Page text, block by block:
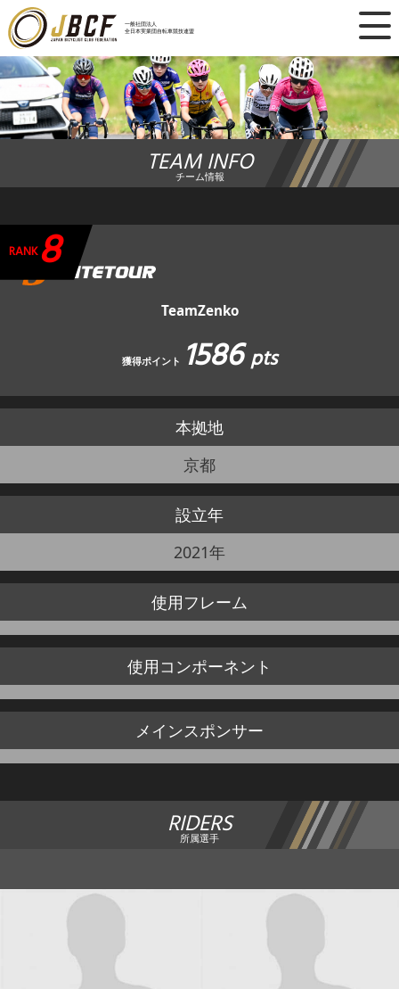
一般社団法人
全日本実業団自転車競技連盟
×
ニュース
レース日程
ランキング
競技ガイド
加盟・登録
エントリー
JBCF ROAD SERIESとは
TEAM INFO
チーム情報
TeamZenko
獲得ポイント 1586pts
RANK8
本拠地
京都
設立年
2021年
使用フレーム
使用コンポーネント
メインスポンサー
RIDERS
所属選手